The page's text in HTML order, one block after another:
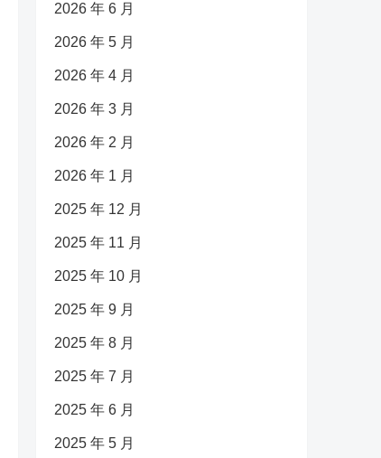
2026 年 6 月
2026 年 5 月
2026 年 4 月
2026 年 3 月
2026 年 2 月
2026 年 1 月
2025 年 12 月
2025 年 11 月
2025 年 10 月
2025 年 9 月
2025 年 8 月
2025 年 7 月
2025 年 6 月
2025 年 5 月